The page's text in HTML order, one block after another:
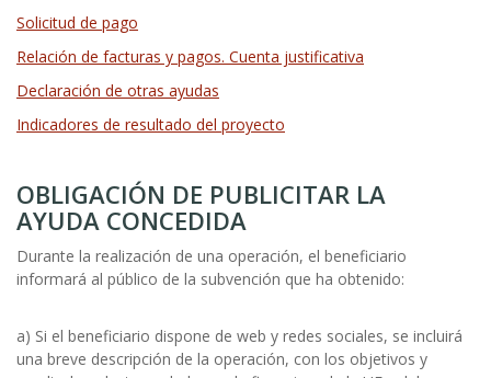
Solicitud de pago
Relación de facturas y pagos. Cuenta justificativa
Declaración de otras ayudas
Indicadores de resultado del proyecto
OBLIGACIÓN DE PUBLICITAR LA
AYUDA CONCEDIDA
Durante la realización de una operación, el beneficiario
informará al público de la subvención que ha obtenido:
a) Si el beneficiario dispone de web y redes sociales, se incluirá
una breve descripción de la operación, con los objetivos y